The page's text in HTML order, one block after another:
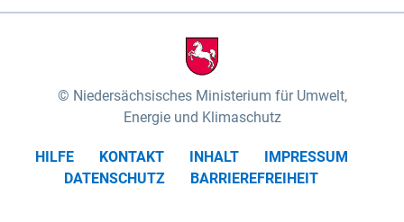
Niedersächsisches Ministerium für Umwelt,
Energie und Klimaschutz
HILFE KONTAKT INHALT
IMPRESSUM
DATENSCHUTZ
BARRIEREFREIHEIT